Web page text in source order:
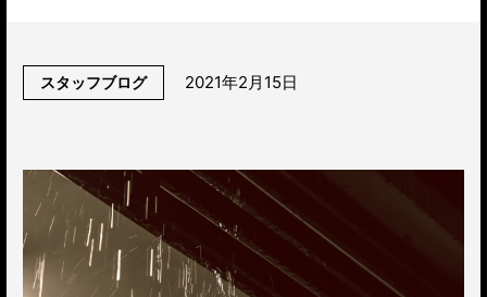
スタッフブログ 2021年2月15日